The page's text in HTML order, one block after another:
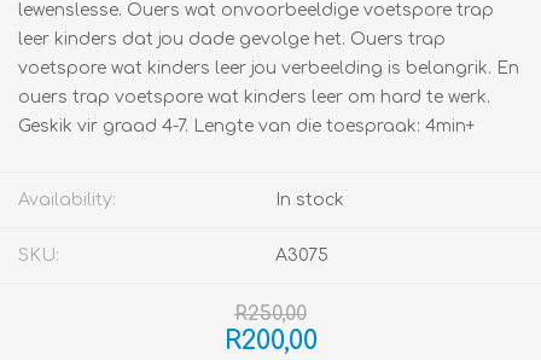
lewenslesse. Ouers wat onvoorbeeldige voetspore trap
leer kinders dat jou dade gevolge het. Ouers trap
voetspore wat kinders leer jou verbeelding is belangrik. En
ouers trap voetspore wat kinders leer om hard te werk.
Geskik vir graad 4-7. Lengte van die toespraak: 4min+
Availability: In stock
SKU: A3075
R250,00
R200,00